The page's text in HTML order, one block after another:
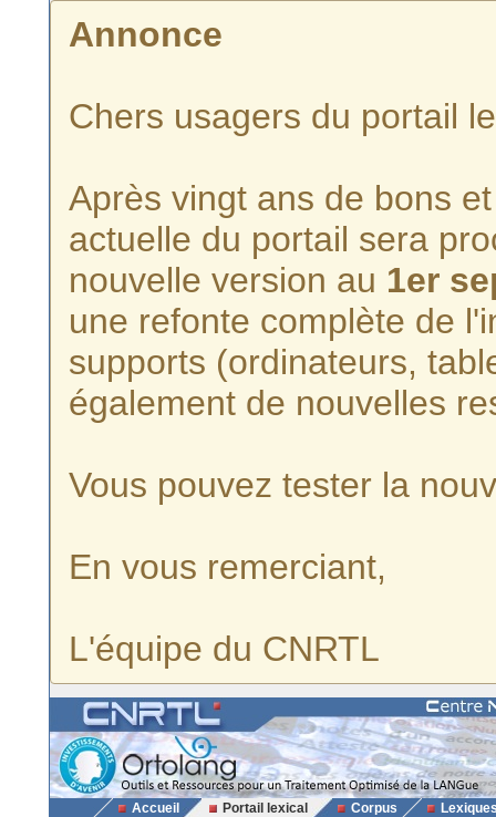
Annonce
Chers usagers du portail
Après vingt ans de bons
actuelle du portail sera
nouvelle version au 1er
une refonte complète de
supports (ordinateurs,
également de nouvelles
Vous pouvez tester la
En vous remerciant,
L'équipe du CNRTL
Accueil Portail lexical Corpus